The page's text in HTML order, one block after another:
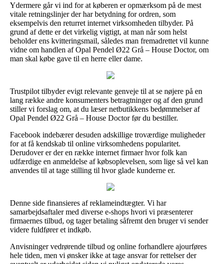
Ydermere går vi ind for at køberen er opmærksom på de mest
vitale retningslinjer der har betydning for ordren, som
eksempelvis den returret internet virksomheden tilbyder. På
grund af dette er det virkelig vigtigt, at man når som helst
beholder ens kvitteringsmail, således man fremadrettet vil kunne
vidne om handlen af Opal Pendel Ø22 Grå – House Doctor, om
man skal købe gave til en herre eller dame.
Trustpilot tilbyder evigt relevante genveje til at se nøjere på en
lang række andre konsumenters betragtninger og af den grund
stiller vi forslag om, at du læser netbutikkens bedømmelser af
Opal Pendel Ø22 Grå – House Doctor før du bestiller.
Facebook indebærer desuden adskillige troværdige muligheder
for at få kendskab til online virksomhedens popularitet.
Derudover er der en række internet firmaer hvor folk kan
udfærdige en anmeldelse af købsoplevelsen, som lige så vel kan
anvendes til at tage stilling til hvor glade kunderne er.
Denne side finansieres af reklameindtægter. Vi har
samarbejdsaftaler med diverse e-shops hvori vi præsenterer
firmaernes tilbud, og tager betaling såfremt den bruger vi sender
videre fuldfører et indkøb.
Anvisninger vedrørende tilbud og online forhandlere ajourføres
hele tiden, men vi ønsker ikke at tage ansvar for rettelser der